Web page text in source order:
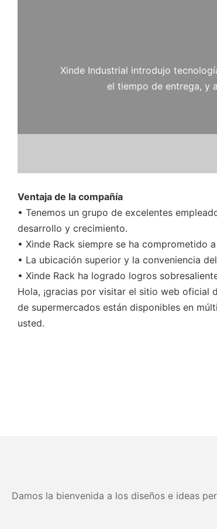
Xinde Industrial introdujo
el tiempo de entrega, y
Ventaja de la compañía
• Tenemos un grupo de excelentes
desarrollo y crecimiento.
• Xinde Rack siempre se ha comprometido
• La ubicación superior y la conveniencia
• Xinde Rack ha logrado logros
Hola, ¡gracias por visitar el sitio web oficial
de supermercados están disponibles en
usted.
Damos la bienvenida a los diseños e ideas